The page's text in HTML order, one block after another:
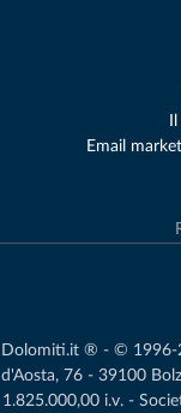
Email
Dolomiti.it ® - © 1996-
d'Aosta, 76 - 39100
1.825.000,00 i.v. -